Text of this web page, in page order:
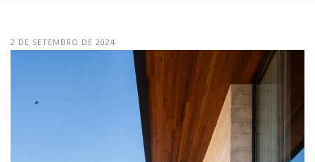
2 DE SETEMBRO DE 2024